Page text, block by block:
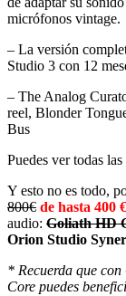
micrófonos vintage.
– La versión
Studio 3 con 12
– The Analog
reel, Blonder
Bus
Puedes ver todas
Y esto no es todo,
800€ de hasta 400 €
audio: Goliath HD
Orion Studio
* Recuerda que
Core puedes